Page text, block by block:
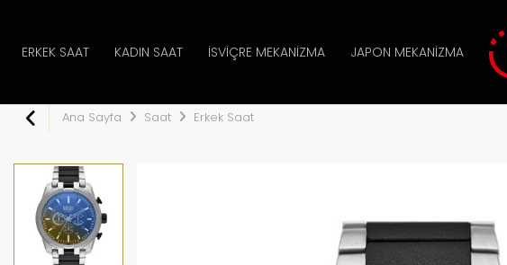
ERKEK SAAT KADIN SAAT İSVIÇRE MEKANIZMA JAPON MEKANIZMA
Ana Sayfa Saat Erkek Saat